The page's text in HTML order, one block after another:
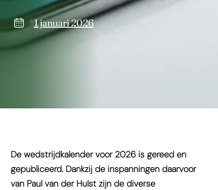
1 januari 2026
De wedstrijdkalender voor 2026 is gereed en
gepubliceerd. Dankzij de inspanningen daarvoor
van Paul van der Hulst zijn de diverse